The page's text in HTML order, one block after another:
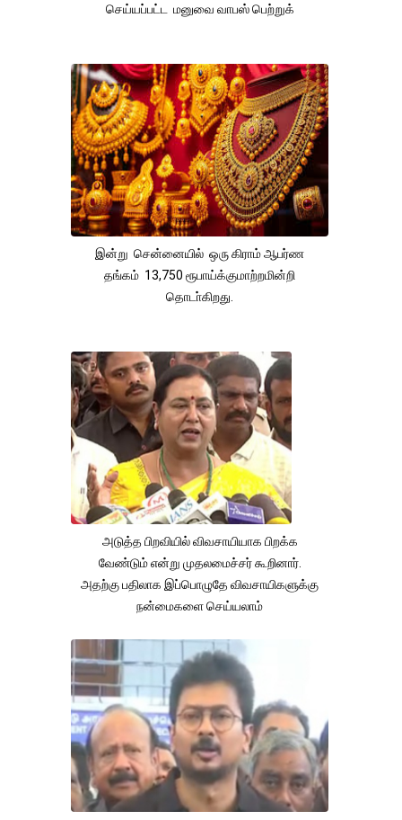
செய்யப்பட்ட மனுவை வாபஸ் பெற்றுக்
இன்று சென்னையில் ஒரு கிராம் ஆபர்ண
தங்கம் 13,750 ரூபாய்க்குமாற்றமின்றி
தொடா்கிறது.
அடுத்த பிறவியில் விவசாயியாக பிறக்க
வேண்டும் என்று முதலமைச்சர் கூறினார்.
அதற்கு பதிலாக இப்பொழுதே விவசாயிகளுக்கு
நன்மைகளை செய்யலாம்